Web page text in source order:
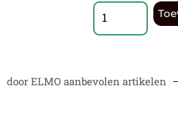
door ELMO aanbevolen artikelen